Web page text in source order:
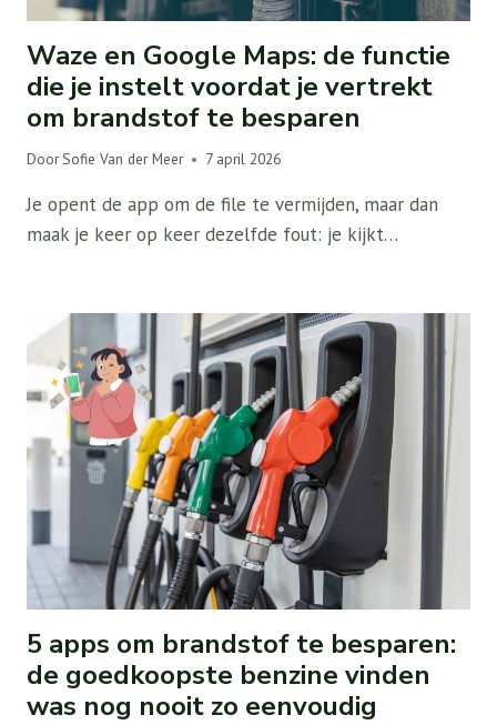
Waze en Google Maps: de functie
die je instelt voordat je vertrekt
om brandstof te besparen
DoorSofie Van der Meer 7 april 2026
Je opent de app om de file te vermijden, maar dan
maak je keer op keer dezelfde fout: je kijkt…
5 apps om brandstof te besparen:
de goedkoopste benzine vinden
was nog nooit zo eenvoudig